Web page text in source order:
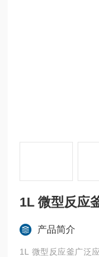
1L 微型反应
产品简介
1L 微型反应釜广泛